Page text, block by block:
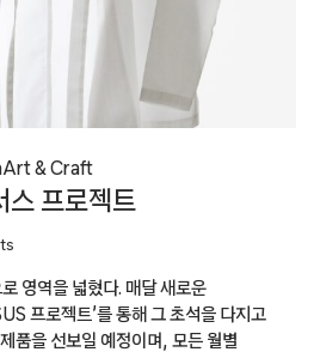
Art & Craft
스 프로젝트
영역을 넓혔다. 매달 새로운
프로젝트’를 통해 그 초석을 다지고
품을 선보일 예정이며, 모든 월별